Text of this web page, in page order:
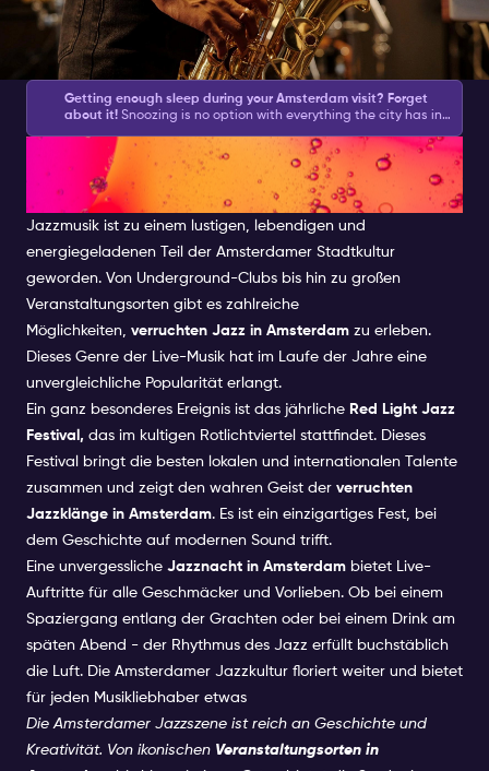
Getting enough sleep during your Amsterdam visit? Forget
about it! Snoozing is no option with everything the city has in
Nightlife Ticket brings you at night.
Amsterdam asks for action
and with this list ofAmsterdam activities, you will be sure to
get plenty. We have created a good mix of partying, culture,
shopping and feeling like a local.
Jazz in Amsterdam: Eine
blühende Musikszene
Jazzmusik ist zu einem lustigen, lebendigen und
energiegeladenen Teil der Amsterdamer Stadtkultur
geworden. Von Underground-Clubs bis hin zu großen
Veranstaltungsorten gibt es zahlreiche
Möglichkeiten, verruchten Jazz in Amsterdam zu erleben.
Dieses Genre der Live-Musik hat im Laufe der Jahre eine
unvergleichliche Popularität erlangt.
Ein ganz besonderes Ereignis ist das jährliche Red Light Jazz
Festival, das im kultigen Rotlichtviertel stattfindet. Dieses
Festival bringt die besten lokalen und internationalen Talente
zusammen und zeigt den wahren Geist der verruchten
Jazzklänge in Amsterdam. Es ist ein einzigartiges Fest, bei
dem Geschichte auf modernen Sound trifft.
Eine unvergessliche Jazznacht in Amsterdam bietet Live-
Auftritte für alle Geschmäcker und Vorlieben. Ob bei einem
Spaziergang entlang der Grachten oder bei einem Drink am
späten Abend - der Rhythmus des Jazz erfüllt buchstäblich
die Luft. Die Amsterdamer Jazzkultur floriert weiter und bietet
für jeden Musikliebhaber etwas
Die Amsterdamer Jazzszene ist reich an Geschichte und
Kreativität. Von ikonischen Veranstaltungsorten in